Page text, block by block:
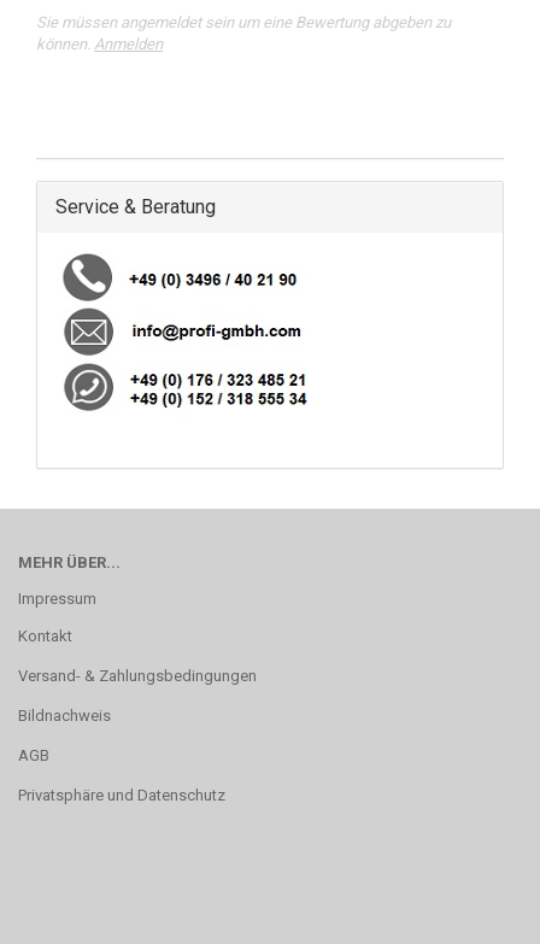
Sie müssen angemeldet sein um eine Bewertung abgeben zu
können. Anmelden
Service & Beratung
MEHR ÜBER...
Impressum
Kontakt
Versand- & Zahlungsbedingungen
Bildnachweis
AGB
Privatsphäre und Datenschutz